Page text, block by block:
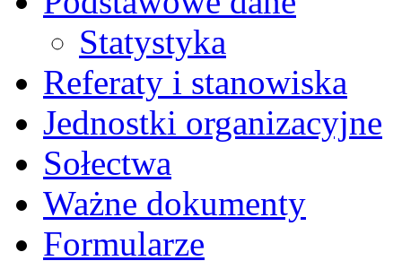
Statystyka
Referaty i stanowiska
Jednostki organizacyjne
Sołectwa
Ważne dokumenty
Formularze